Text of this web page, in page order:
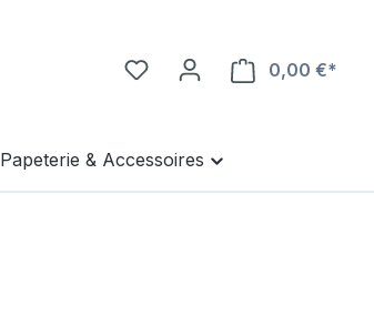
0,00 €*
Papeterie & Accessoires